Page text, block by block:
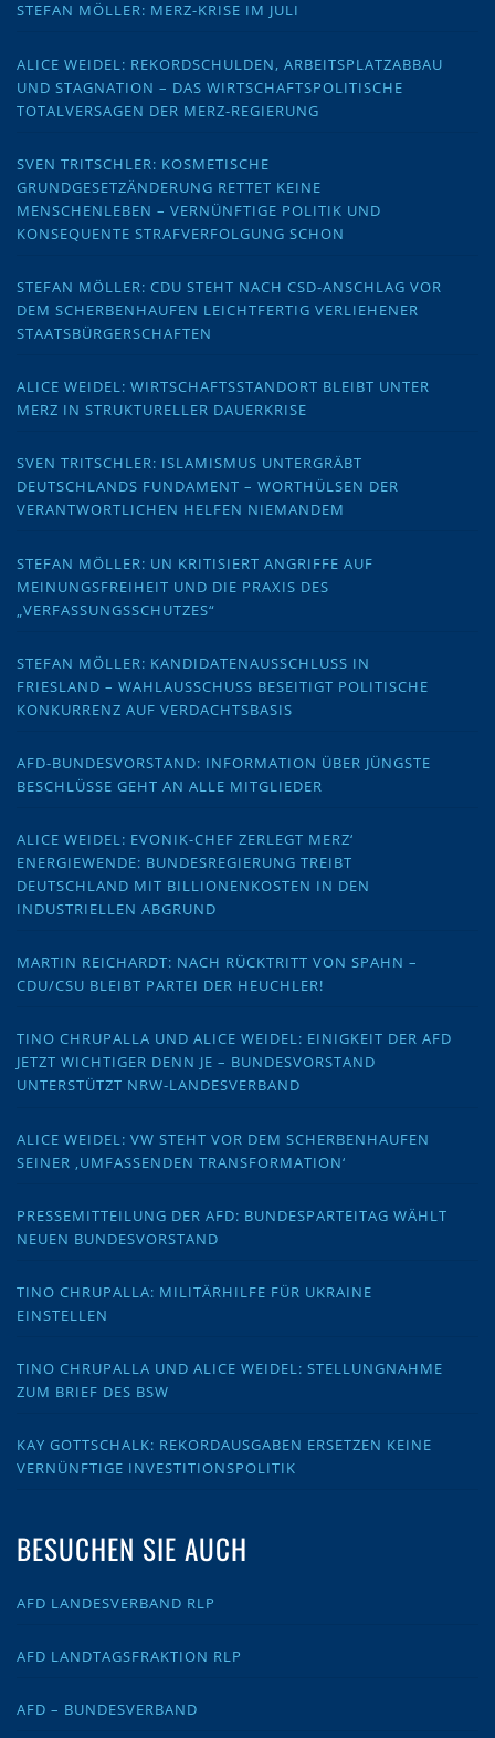
STEFAN MÖLLER: MERZ-KRISE IM JULI
ALICE WEIDEL: REKORDSCHULDEN, ARBEITSPLATZABBAU
UND STAGNATION – DAS WIRTSCHAFTSPOLITISCHE
TOTALVERSAGEN DER MERZ-REGIERUNG
SVEN TRITSCHLER: KOSMETISCHE
GRUNDGESETZÄNDERUNG RETTET KEINE
MENSCHENLEBEN – VERNÜNFTIGE POLITIK UND
KONSEQUENTE STRAFVERFOLGUNG SCHON
STEFAN MÖLLER: CDU STEHT NACH CSD-ANSCHLAG VOR
DEM SCHERBENHAUFEN LEICHTFERTIG VERLIEHENER
STAATSBÜRGERSCHAFTEN
ALICE WEIDEL: WIRTSCHAFTSSTANDORT BLEIBT UNTER
MERZ IN STRUKTURELLER DAUERKRISE
SVEN TRITSCHLER: ISLAMISMUS UNTERGRÄBT
DEUTSCHLANDS FUNDAMENT – WORTHÜLSEN DER
VERANTWORTLICHEN HELFEN NIEMANDEM
STEFAN MÖLLER: UN KRITISIERT ANGRIFFE AUF
MEINUNGSFREIHEIT UND DIE PRAXIS DES
„VERFASSUNGSSCHUTZES“
STEFAN MÖLLER: KANDIDATENAUSSCHLUSS IN
FRIESLAND – WAHLAUSSCHUSS BESEITIGT POLITISCHE
KONKURRENZ AUF VERDACHTSBASIS
AFD-BUNDESVORSTAND: INFORMATION ÜBER JÜNGSTE
BESCHLÜSSE GEHT AN ALLE MITGLIEDER
ALICE WEIDEL: EVONIK-CHEF ZERLEGT MERZ‘
ENERGIEWENDE: BUNDESREGIERUNG TREIBT
DEUTSCHLAND MIT BILLIONENKOSTEN IN DEN
INDUSTRIELLEN ABGRUND
MARTIN REICHARDT: NACH RÜCKTRITT VON SPAHN –
CDU/CSU BLEIBT PARTEI DER HEUCHLER!
TINO CHRUPALLA UND ALICE WEIDEL: EINIGKEIT DER AFD
JETZT WICHTIGER DENN JE – BUNDESVORSTAND
UNTERSTÜTZT NRW-LANDESVERBAND
ALICE WEIDEL: VW STEHT VOR DEM SCHERBENHAUFEN
SEINER ‚UMFASSENDEN TRANSFORMATION‘
PRESSEMITTEILUNG DER AFD: BUNDESPARTEITAG WÄHLT
NEUEN BUNDESVORSTAND
TINO CHRUPALLA: MILITÄRHILFE FÜR UKRAINE
EINSTELLEN
TINO CHRUPALLA UND ALICE WEIDEL: STELLUNGNAHME
ZUM BRIEF DES BSW
KAY GOTTSCHALK: REKORDAUSGABEN ERSETZEN KEINE
VERNÜNFTIGE INVESTITIONSPOLITIK
BESUCHEN SIE AUCH
AFD LANDESVERBAND RLP
AFD LANDTAGSFRAKTION RLP
AFD – BUNDESVERBAND